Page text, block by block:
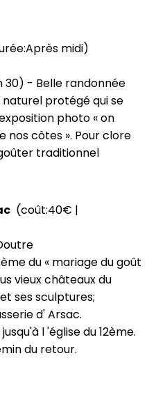
midi)
30) - Belle randonnée
protégé qui se
photo « on
nos côtes ». Pour clore
traditionnel
(coût:40€ |
du « mariage du goût
vieux châteaux du
ses sculptures;
d' Arsac.
l 'église du 12ème.
du retour.